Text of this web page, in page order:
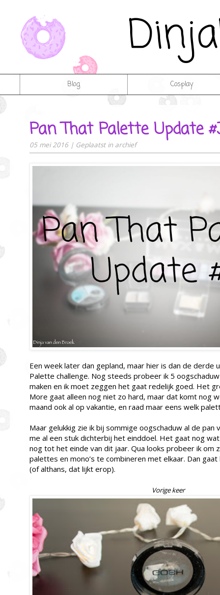
Blog Cosplay
Pan That Palette Update
05 mei 2016 | Geplaatst in archief
Een week later dan gepland, maar hier is dan de derde
Palette challenge. Nog steeds probeer ik 5
maken en ik moet zeggen het gaat redelijk goed. Het
More gaat alleen nog niet zo hard, maar dat komt nog
maand ook al op vakantie, en raad maar eens welk
Maar gelukkig zie ik bij sommige oogschaduw al de
me al een stuk dichterbij het einddoel. Het gaat nog
nog tot het einde van dit jaar. Qua looks probeer ik om
palettes en mono’s te combineren met elkaar. Dan
(of althans, dat lijkt erop).
Vorige keer